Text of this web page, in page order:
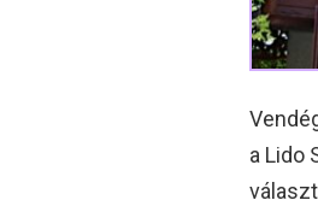
a Lido